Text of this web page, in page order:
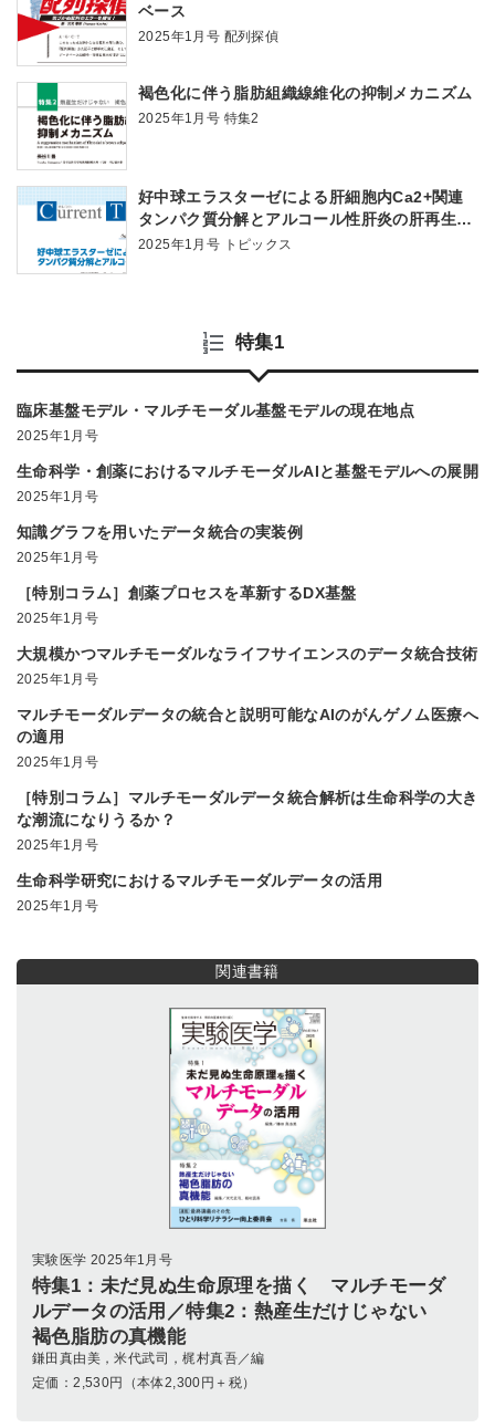
ベース
2025年1月号 配列探偵
褐色化に伴う脂肪組織線維化の抑制メカニズム
2025年1月号 特集2
好中球エラスターゼによる肝細胞内Ca2+関連
タンパク質分解とアルコール性肝炎の肝再生不
全
2025年1月号 トピックス
特集1
臨床基盤モデル・マルチモーダル基盤モデルの現在地点
2025年1月号
生命科学・創薬におけるマルチモーダルAIと基盤モデルへの展開
2025年1月号
知識グラフを用いたデータ統合の実装例
2025年1月号
［特別コラム］創薬プロセスを革新するDX基盤
2025年1月号
大規模かつマルチモーダルなライフサイエンスのデータ統合技術
2025年1月号
マルチモーダルデータの統合と説明可能なAIのがんゲノム医療へ
の適用
2025年1月号
［特別コラム］マルチモーダルデータ統合解析は生命科学の大き
な潮流になりうるか？
2025年1月号
生命科学研究におけるマルチモーダルデータの活用
2025年1月号
関連書籍
実験医学 2025年1月号
特集1：未だ見ぬ生命原理を描く マルチモーダ
ルデータの活用／特集2：熱産生だけじゃない
褐色脂肪の真機能
鎌田真由美，米代武司，梶村真吾／編
定価：2,530円（本体2,300円＋税）